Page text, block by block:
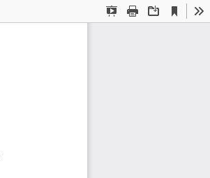
Presentation
Print Download
Current
View